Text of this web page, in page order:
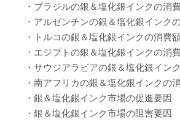
・ブラジルの銀＆塩化銀インクの消
・アルゼンチンの銀＆塩化銀インク
・トルコの銀＆塩化銀インクの消費
・エジプトの銀＆塩化銀インクの消
・サウジアラビアの銀＆塩化銀イン
・南アフリカの銀＆塩化銀インクの
・銀＆塩化銀インク市場の促進要因
・銀＆塩化銀インク市場の阻害要因